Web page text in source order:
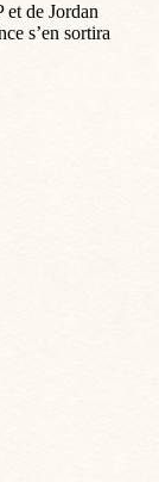
de Jordan
s’en sortira